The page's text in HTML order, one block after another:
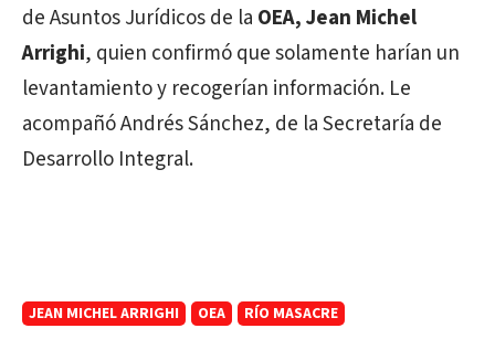
de Asuntos Jurídicos de la OEA, Jean Michel
Arrighi, quien confirmó que solamente harían un
levantamiento y recogerían información. Le
acompañó Andrés Sánchez, de la Secretaría de
Desarrollo Integral.
JEAN MICHEL ARRIGHI OEA RÍO MASACRE